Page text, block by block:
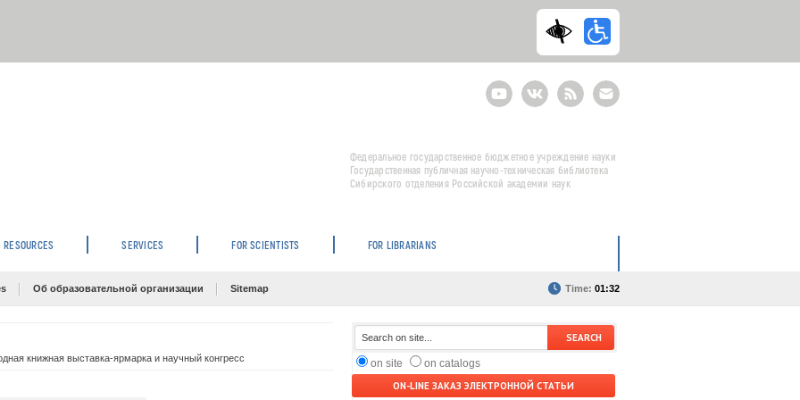
YoutubeВКонтактеRSS
E-
mail
подписка
Федеральное государственное бюджетное учреждение науки
Государственная публичная научно-техническая библиотека
Сибирского отделения Российской академии наук
RESOURCES SERVICES FOR SCIENTISTS FOR LIBRARIANS
Об образовательной организации Sitemap Time: 01:32
книжная выставка-ярмарка и научный конгресс on site
on catalogs
ON-LINE ЗАКАЗ ЭЛЕКТРОННОЙ СТАТЬИ